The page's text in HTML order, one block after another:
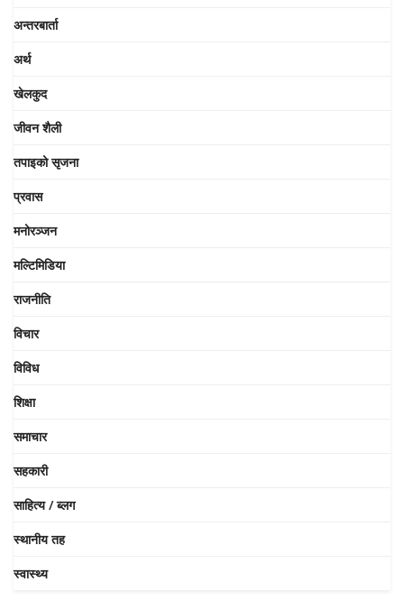
अन्तरबार्ता
अर्थ
खेलकुद
जीवन शैली
तपाइको सृजना
प्रवास
मनोरञ्जन
मल्टिमिडिया
राजनीति
विचार
विविध
शिक्षा
समाचार
सहकारी
साहित्य / ब्लग
स्थानीय तह
स्वास्थ्य